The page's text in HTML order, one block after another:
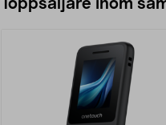
Toppsäljare inom